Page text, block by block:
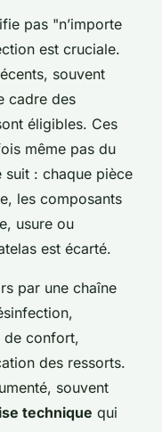
pas "n’importe
est cruciale.
souvent
cadre des
éligibles. Ces
même pas du
suit : chaque pièce
les composants
usure ou
est écarté.
par une chaîne
de confort,
des ressorts.
souvent
technique qui